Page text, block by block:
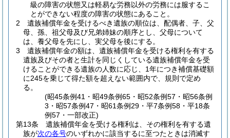
級の障害の状態又は軽易な労務以外の労務には服するこ
とができない程度の障害の状態にあること。
2
遺族補償年金を受けるべき遺族の順位は、配偶者、子、父
母、孫、祖父母及び兄弟姉妹の順序とし、父母について
は、養父母を先にし、実父母を後にする。
3
遺族補償年金の額は、遺族補償年金を受ける権利を有する
遺族及びその者と生計を同じくしている遺族補償年金を受
けることができる遺族の人数に応じ、1年につき補償基礎額
に245を乗じて得た額を超えない範囲内で、規則で定め
る。
(昭45条例41・昭49条例65・昭52条例57・昭56条例
3・昭57条例47・昭61条例29・平7条例58・平18条
例57・一部改正)
第13条
遺族補償年金を受ける権利は、その権利を有する遺
族が次の各号のいずれかに該当するに至つたときは消滅す